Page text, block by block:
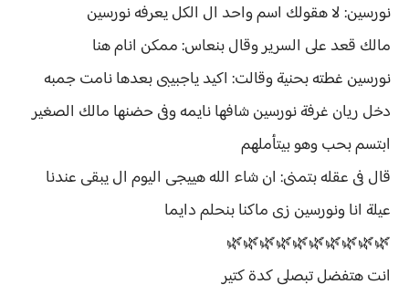
نورسين: لا هقولك اسم واحد ال الكل يعرفه نورسين
مالك قعد على السرير وقال بنعاس: ممكن انام هنا
نورسين غطته بحنية وقالت: اكيد ياجبيبى بعدها نامت جمبه
دخل ريان غرفة نورسين شافها نايمه وفى حضنها مالك الصغير
ابتسم بحب وهو بيتأملهم
قال فى عقله بتمنى: ان شاء الله هييجى اليوم ال يبقى عندنا
عيلة انا ونورسين زى ماكنا بنحلم دايما
🌿🌿🌿🌿🌿🌿🌿🌿🌿🌿
انت هتفضل تبصلى كدة كتير